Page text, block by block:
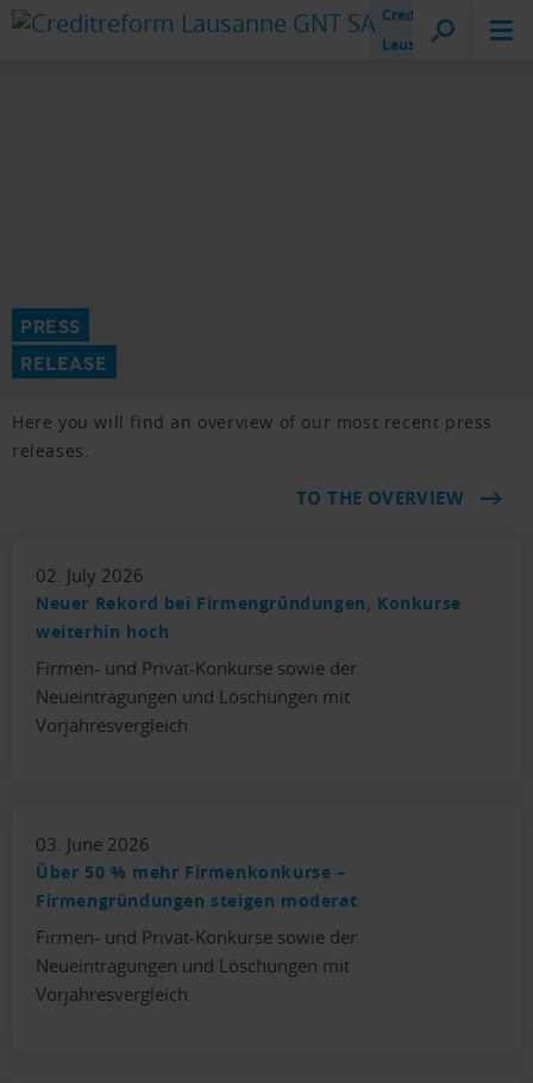
Creditreform
Lausanne
PRESS
RELEASE
Here you will find an overview of our most recent press
releases.
TO THE OVERVIEW
02. July 2026
Neuer Rekord bei Firmengründungen, Konkurse
weiterhin hoch
Firmen- und Privat-Konkurse sowie der
Neueintragungen und Löschungen mit
Vorjahresvergleich.
03. June 2026
Über 50 % mehr Firmenkonkurse –
Firmengründungen steigen moderat
Firmen- und Privat-Konkurse sowie der
Neueintragungen und Löschungen mit
Vorjahresvergleich.